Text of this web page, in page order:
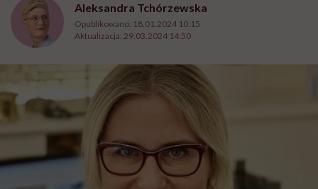
Aleksandra Tchórzewska
Opublikowano: 18.01.2024 10:15
Aktualizacja: 29.03.2024 14:50